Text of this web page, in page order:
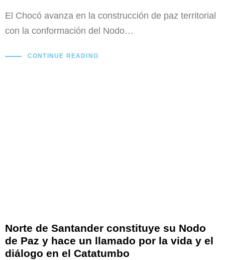
El Chocó avanza en la construcción de paz territorial
con la conformación del Nodo…
CONTINUE READING
Norte de Santander constituye su Nodo
de Paz y hace un llamado por la vida y el
diálogo en el Catatumbo